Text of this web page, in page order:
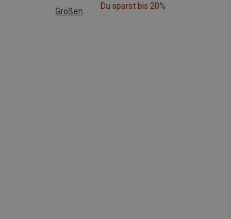
Größen
Du sparst bis 20%